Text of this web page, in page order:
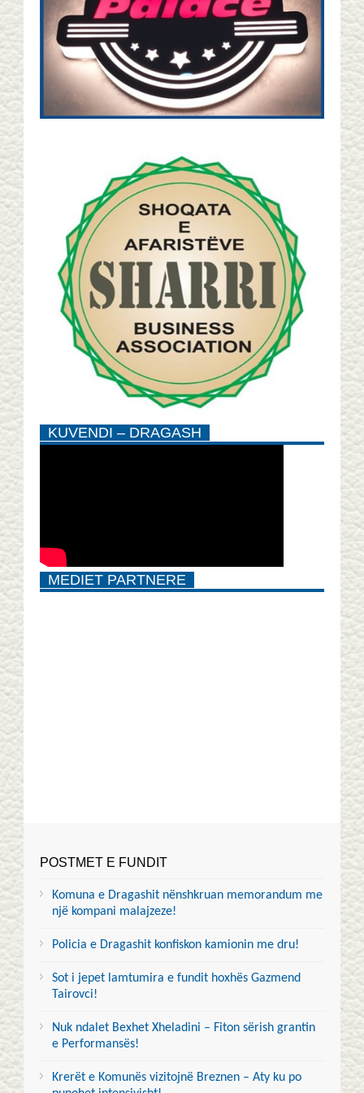
KUVENDI – DRAGASH
MEDIET PARTNERE
POSTMET E FUNDIT
Komuna e Dragashit nënshkruan memorandum me
një kompani malajzeze!
Policia e Dragashit konfiskon kamionin me dru!
Sot i jepet lamtumira e fundit hoxhës Gazmend
Tairovci!
Nuk ndalet Bexhet Xheladini – Fiton sërish grantin
e Performansës!
Krerët e Komunës vizitojnë Breznen – Aty ku po